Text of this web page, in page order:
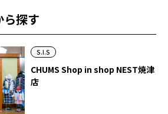
探す
S.I.S
CHUMS Shop in shop NEST焼津
店